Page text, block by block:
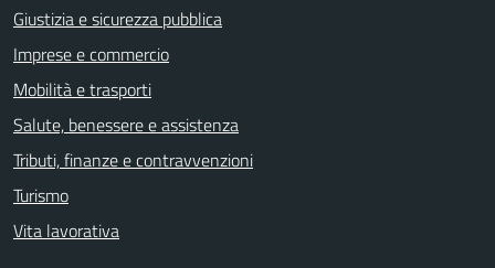
Giustizia e sicurezza pubblica
Imprese e commercio
Mobilità e trasporti
Salute, benessere e assistenza
Tributi, finanze e contravvenzioni
Turismo
Vita lavorativa